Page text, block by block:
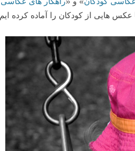
هایی از کودکان را آماده کرده ایم.